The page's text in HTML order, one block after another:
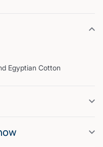
Egyptian Cotton